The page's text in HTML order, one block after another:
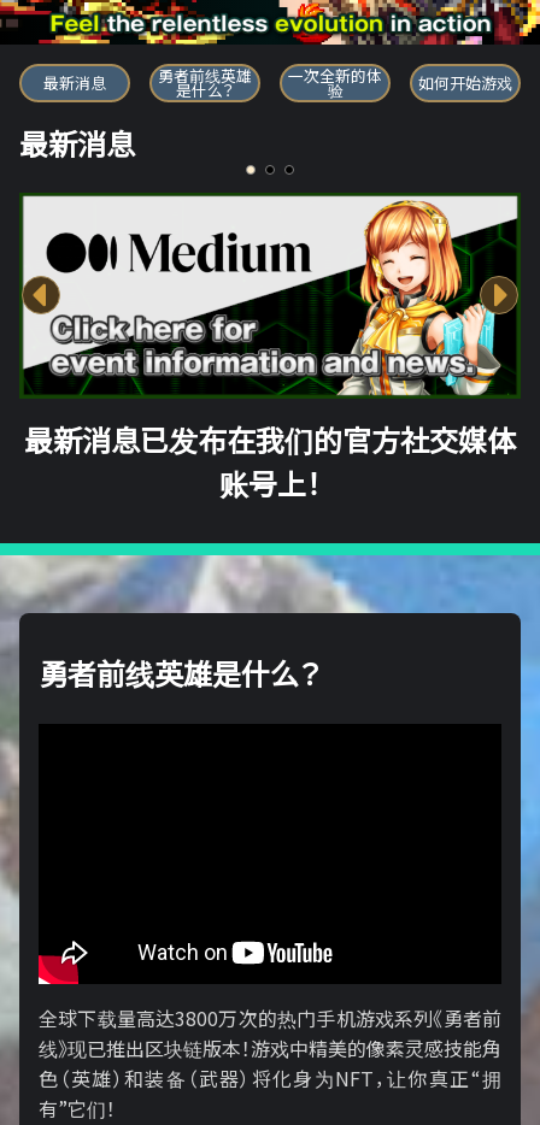
勇者前线英雄
最新消息 勇者前线英雄
是什么？
一次全新的体
验 如何开始游戏
最新消息
最新消息已发布在我们的官方社交媒体
账号上！
勇者前线英雄是什么？
全球下载量高达3800万次的热门手机游戏系列《勇者前
线》现已推出区块链版本！游戏中精美的像素灵感技能角
色（英雄）和装备（武器）将化身为NFT，让你真正“拥
有”它们！